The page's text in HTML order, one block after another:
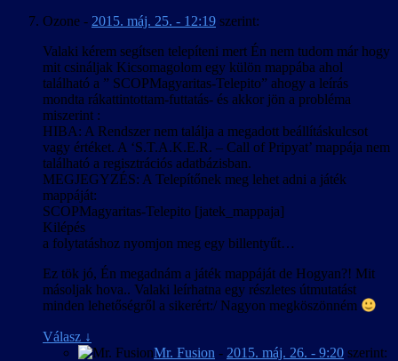
Ozone - 2015. máj. 25. - 12:19 szerint:
Valaki kérem segítsen telepíteni mert Én nem tudom már hogy
mit csináljak Kicsomagolom egy külön mappába ahol
található a ” SCOPMagyaritas-Telepito” ahogy a leírás
mondta rákattintottam-futtatás- és akkor jön a probléma
miszerint :
HIBA: A Rendszer nem találja a megadott beállításkulcsot
vagy értéket. A ‘S.T.A.K.E.R. – Call of Pripyat’ mappája nem
található a regisztrációs adatbázisban.
MEGJEGYZÉS: A Telepítőnek meg lehet adni a játék
mappáját:
SCOPMagyaritas-Telepito [jatek_mappaja]
Kilépés
a folytatáshoz nyomjon meg egy billentyűt…
Ez tök jó, Én megadnám a játék mappáját de Hogyan?! Mit
másoljak hova.. Valaki leírhatna egy részletes útmutatást
minden lehetőségről a sikerért:/ Nagyon megköszönném
Válasz ↓
Mr. Fusion - 2015. máj. 26. - 9:20 szerint: